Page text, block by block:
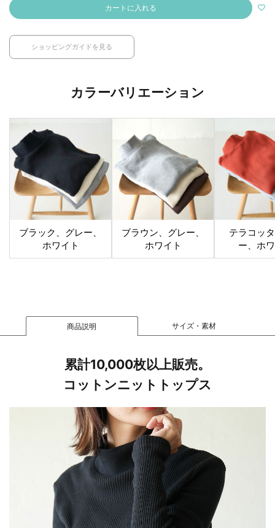
カートに入れる
ショッピングガイドを見る
商品説明 サイズ・素材
累計10,000枚以上販売。
コットンニットトップス
カラーバリエーション
ブラック、グレー、
ホワイト
ブラウン、グレー、
ホワイト
テラコッ
ー、ホ